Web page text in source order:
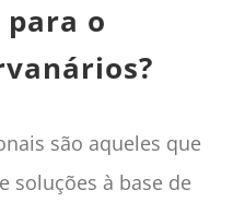
o
são aqueles que
soluções à base de